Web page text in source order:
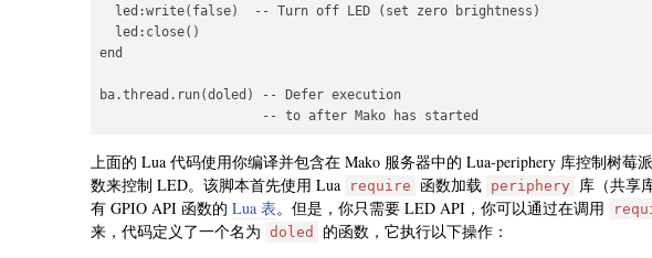
  led:write(false)  -- Turn off LED (set zero brightness)
  led:close()
end
ba.thread.run(doled) -- Defer execution
上面的 Lua 代码使用你编译并包含在 Mako 服务器中的 Lua-periphery 库控制树莓
数来控制 LED。该脚本首先使用 Lua
require 函数加载 periphery 库（共享
有 GPIO API 函数的 Lua 表。但是，你只需要 LED API，你可以通过在调用
来，代码定义了一个名为 doled
的函数，它执行以下操作：